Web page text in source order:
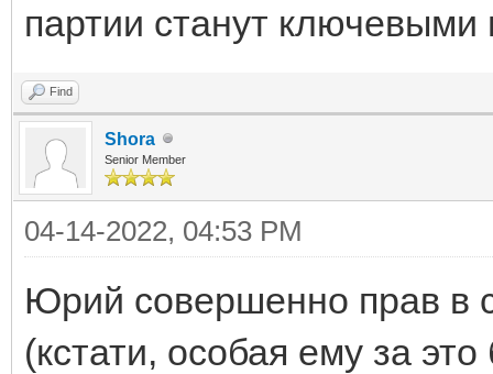
партии станут ключевыми
Find
Shora
Senior Member
04-14-2022, 04:53 PM
Юрий совершенно прав в
(кстати, особая ему за